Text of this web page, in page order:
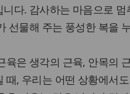
니다. 감사하는 마음으로
선물해 주는 풍성한 복을
육은 생각의 근육, 안목의
때, 우리는 어떤 상황에서